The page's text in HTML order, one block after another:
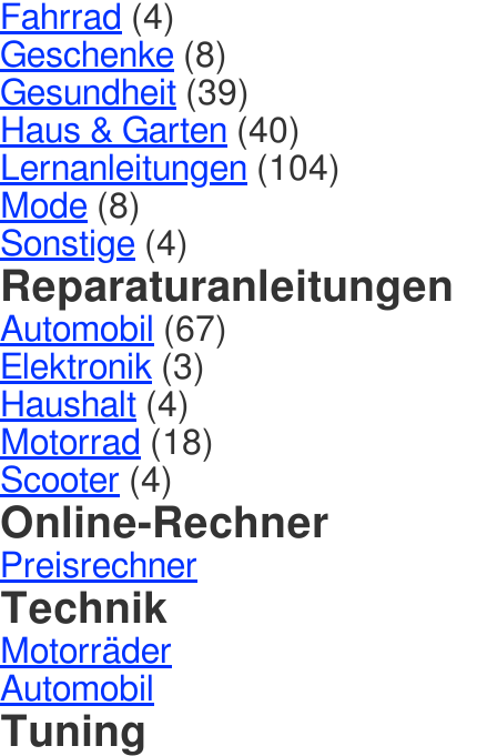
Fahrrad (4)
Geschenke (8)
Gesundheit (39)
Haus & Garten (40)
Lernanleitungen (104)
Mode (8)
Sonstige (4)
Reparaturanleitungen
Automobil
(67)
Elektronik (3)
Haushalt (4)
Motorrad (18)
Scooter (4)
Online-Rechner
Preisrechner
Technik
Motorräder
Automobil
Tuning